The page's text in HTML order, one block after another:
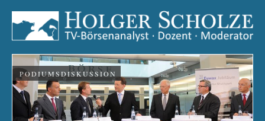
PODIUMSDISKUSSION